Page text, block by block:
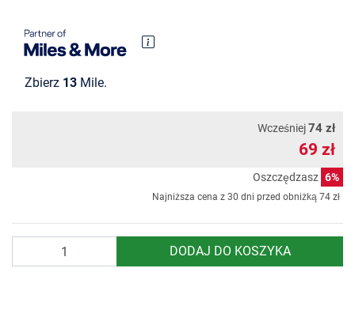
Zbierz 13 Mile.
Wcześniej74 zł
69 zł
Oszczędzasz 6%
Najniższa cena z 30 dni przed obniżką 74 zł
DODAJ DO KOSZYKA